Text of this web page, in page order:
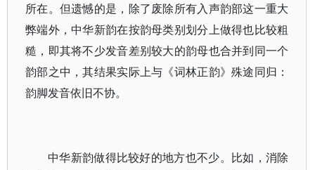
所在。但遗憾的是，除了废除所有入声韵部这一重大
弊端外，中华新韵在按韵母类别划分上做得也比较粗
糙，即其将不少发音差别较大的韵母也合并到同一个
韵部之中，其结果实际上与《词林正韵》殊途同归：
韵脚发音依旧不协。
中华新韵做得比较好的地方也不少。比如，消除